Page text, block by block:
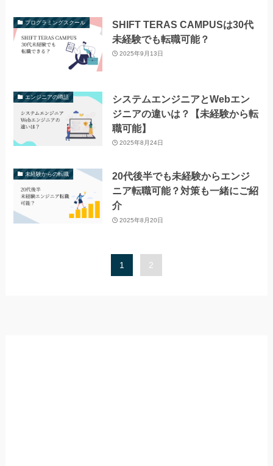
プログラミングスクール
SHIFT TERAS CAMPUSは30代
未経験でも転職可能？
2025年9月13日
エンジニアの噂話
システムエンジニアとWebエン
ジニアの違いは？【未経験から転
職可能】
2025年8月24日
未経験からの転職
20代後半でも未経験からエンジ
ニア転職可能？対策も一緒にご紹
介
2025年8月20日
1 2